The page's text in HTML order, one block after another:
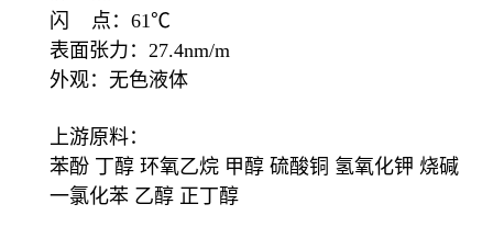
闪 点：61℃
表面张力：27.4nm/m
外观：无色液体
上游原料：
苯酚 丁醇 环氧乙烷 甲醇 硫酸铜 氢氧化钾 烧碱
一氯化苯 乙醇 正丁醇